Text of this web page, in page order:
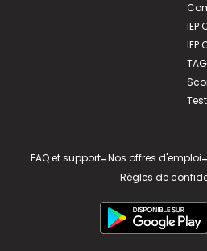
IEP
IEP
FAQ et support-Nos offres d'emploi-
Règles de